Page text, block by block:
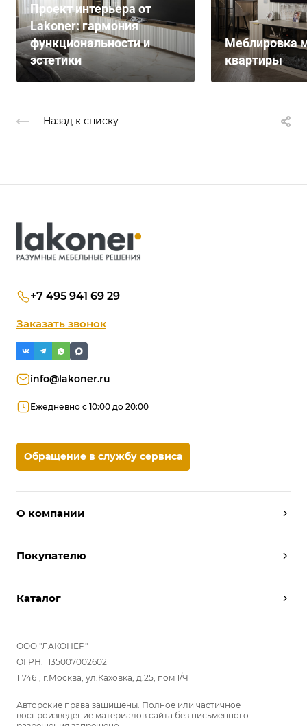
Проект интерьера от
Lakoner: гармония
функциональности и
эстетики
Меблировка
квартиры
Назад к списку
О компании
Условия работы
Отзывы
Вопрос-ответ
Покупателю
Вызвать дизайнера
Реализованные проекты
Комплектуем шкаф-купе
Каталог
Шкафы
Прихожие
Гостиные
Гардеробные
Детские
Кухни
ООО "ЛАКОНЕР"
ОГРН: 1135007002602
117461, г.Москва, ул.Каховка, д.25, пом 1/Ч
Авторские права защищены. Полное или частичное
воспроизведение материалов сайта без письменного
+7 495 941 69 29
Заказать звонок
info@lakoner.ru
Ежедневно с 10:00 до 20:00
Обращение в службу сервиса